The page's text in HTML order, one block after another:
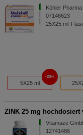
Köhler
07146623
25X25 ml
5X25 ml
20%
ZINK 25 mg hochdosiert
Vitamaze
12741486